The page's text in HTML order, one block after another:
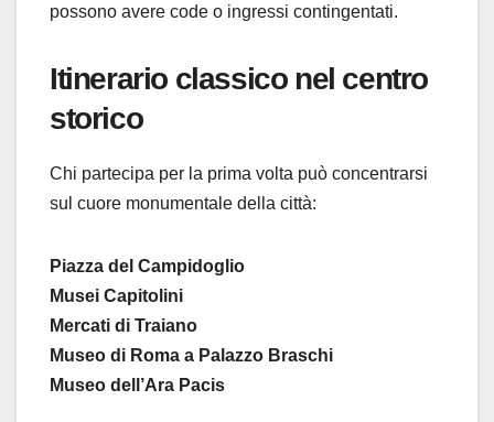
possono avere code o ingressi contingentati.
Itinerario classico nel centro
storico
Chi partecipa per la prima volta può concentrarsi
sul cuore monumentale della città:
Piazza del Campidoglio
Musei Capitolini
Mercati di Traiano
Museo di Roma a Palazzo Braschi
Museo dell’Ara Pacis